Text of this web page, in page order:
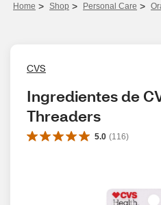
Home > Shop > Personal Care >
CVS
Ingredientes de
Threaders
5.0 (116)